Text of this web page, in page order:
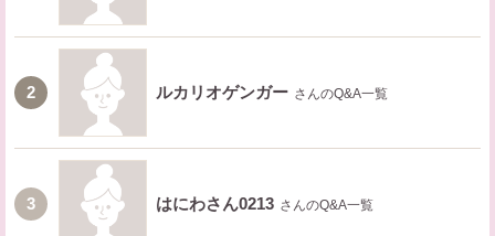
2 ルカリオゲンガー さんのQ&A一覧
3 はにわさん0213 さんのQ&A一覧